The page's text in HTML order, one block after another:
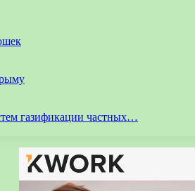
газификации частных…